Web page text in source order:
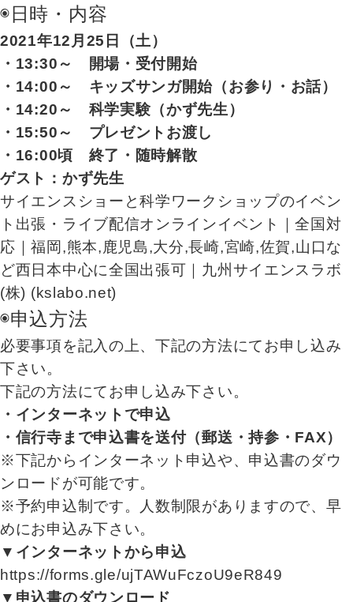
◉日時・内容
2021年12月25日（土）
・ 13:30～ 開場・受付開始
・14:00～ キッズサンガ開始 （お参り・お話）
・14:20～ 科学実験（かず先生）
・15:50～ プレゼントお渡し
・16:00頃 終了・随時解散
ゲスト：かず先生
サイエンスショーと科学ワークショップのイベン
ト出張・ライブ配信オンラインイベント｜全国対
応｜福岡,熊本,鹿児島,大分,長崎,宮崎,佐賀,山口な
ど西日本中心に全国出張可｜九州サイエンスラボ
(株) (kslabo.net)
◉申込方法
必要事項を記入の上、下記の方法にてお申し込み
下さい。
下記の方法にてお申し込み下さい。
・インターネットで申込
・信行寺まで申込書を送付（郵送・持参・FAX）
※下記からインターネット申込や、申込書のダウ
ンロードが可能です。
※予約申込制です。人数制限がありますので、早
めにお申込み下さい。
▼インターネットから申込
https://forms.gle/ujTAWuFczoU9eR849
▼申込書のダウンロード